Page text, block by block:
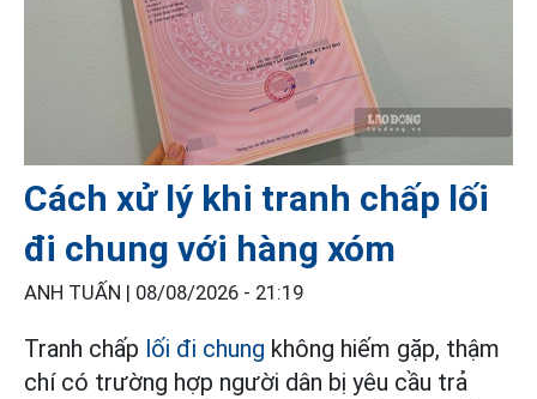
Cách xử lý khi tranh chấp lối
đi chung với hàng xóm
ANH TUẤN | 08/08/2026 - 21:19
Tranh chấp lối đi chung không hiếm gặp, thậm
chí có trường hợp người dân bị yêu cầu trả